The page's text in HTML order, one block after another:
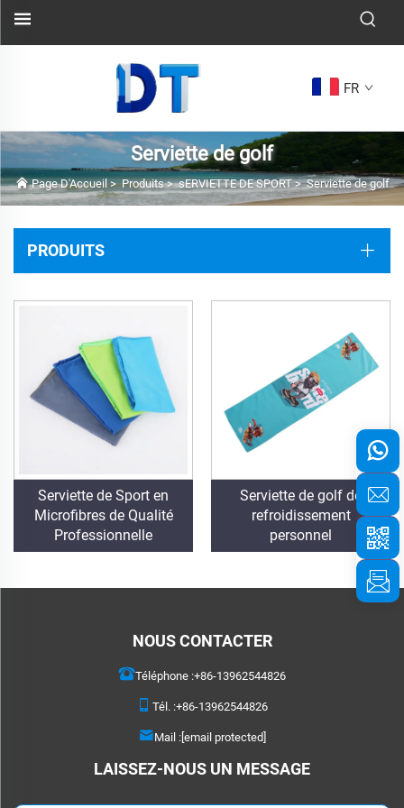
FR
Serviette de golf
Page D'Accueil>Produits>sERVIETTE DE SPORT>Serviette de golf
PRODUITS
Serviette de Sport en
Microfibres de Qualité
Professionnelle
Serviette de golf de
refroidissement
personnel
NOUS CONTACTER
Téléphone :+86-13962544826
Tél. :+86-13962544826
Mail :[email protected]
LAISSEZ-NOUS UN MESSAGE